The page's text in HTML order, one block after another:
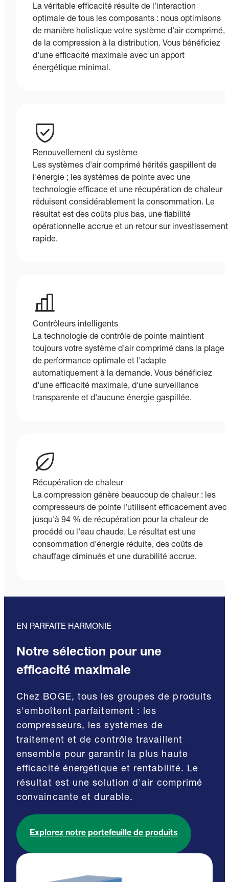
La véritable efficacité résulte de l'interaction
optimale de tous les composants : nous optimisons
de manière holistique votre système d'air comprimé,
de la compression à la distribution. Vous bénéficiez
d'une efficacité maximale avec un apport
énergétique minimal.
Renouvellement du système
Les systèmes d'air comprimé hérités gaspillent de
l'énergie ; les systèmes de pointe avec une
technologie efficace et une récupération de chaleur
réduisent considérablement la consommation. Le
résultat est des coûts plus bas, une fiabilité
opérationnelle accrue et un retour sur investissement
rapide.
Contrôleurs intelligents
La technologie de contrôle de pointe maintient
toujours votre système d'air comprimé dans la plage
de performance optimale et l'adapte
automatiquement à la demande. Vous bénéficiez
d'une efficacité maximale, d'une surveillance
transparente et d'aucune énergie gaspillée.
Récupération de chaleur
La compression génère beaucoup de chaleur : les
compresseurs de pointe l'utilisent efficacement avec
jusqu'à 94 % de récupération pour la chaleur de
procédé ou l'eau chaude. Le résultat est une
consommation d'énergie réduite, des coûts de
chauffage diminués et une durabilité accrue.
EN PARFAITE HARMONIE
Notre sélection pour une
efficacité maximale
Chez BOGE, tous les groupes de produits
s'emboîtent parfaitement : les
compresseurs, les systèmes de
traitement et de contrôle travaillent
ensemble pour garantir la plus haute
efficacité énergétique et rentabilité. Le
résultat est une solution d'air comprimé
convaincante et durable.
Explorez notre portefeuille de produits